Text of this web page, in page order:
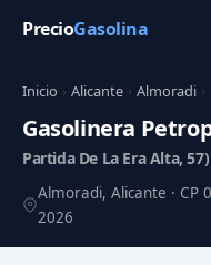
PrecioGasolina
Inicio › Alicante › Almoradi ›
Gasolinera
Partida De La Era Alta, 57)
Almoradi, Alicante · CP
2026